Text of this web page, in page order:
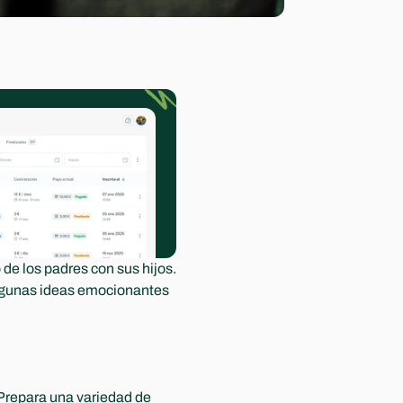
los padres con sus hijos.
ideas emocionantes
una variedad de